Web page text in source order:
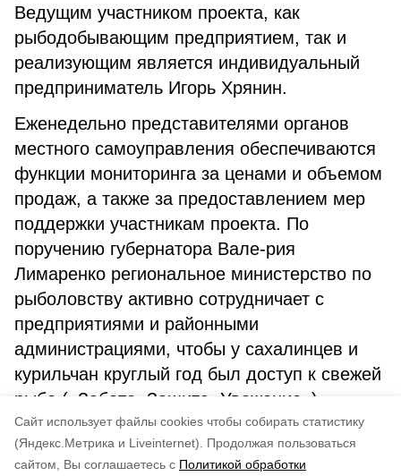
Cайт использует файлы cookies чтобы собирать статистику
(Яндекс.Метрика и Liveinternet).
Продолжая пользоваться
сайтом, Вы соглашаетесь с Политикой обработки
Ведущим участником проекта, как
рыбодобывающим предприятием, так и
реализующим является индивидуальный
предприниматель Игорь Хрянин.
Еженедельно представителями органов
местного самоуправления обеспечиваются
функции мониторинга за ценами и объемом
продаж, а также за предоставлением мер
поддержки участникам проекта. По
поручению губернатора Вале-рия
Лимаренко региональное министерство по
рыболовству активно сотрудничает с
предприятиями и районными
администрациями, чтобы у сахалинцев и
курильчан круглый год был доступ к свежей
рыбе («Забота. Защита. Уважение»).
Автор: Анна РОБАК